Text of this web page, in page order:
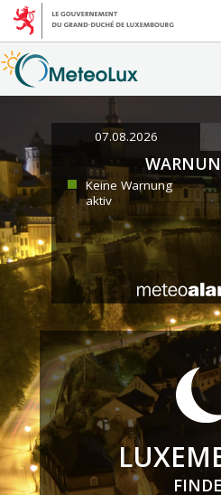
07.08.2026
Keine Warnung
aktiv